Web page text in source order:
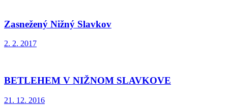
Zasnežený Nižný Slavkov
2. 2. 2017
BETLEHEM V NIŽNOM SLAVKOVE
21. 12. 2016